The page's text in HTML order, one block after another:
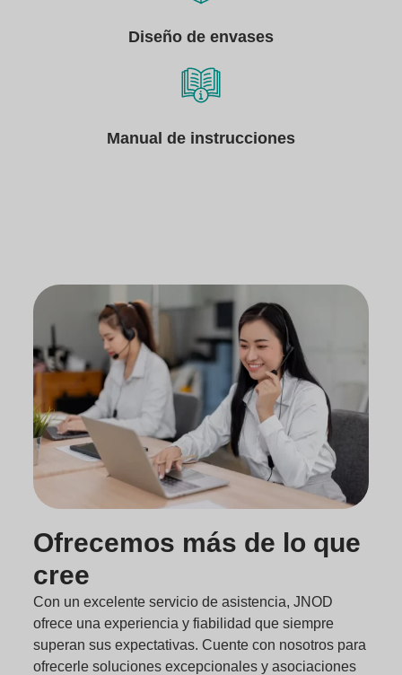
Diseño de envases
Manual de instrucciones
Ofrecemos más de lo que
cree
Con un excelente servicio de asistencia, JNOD
ofrece una experiencia y fiabilidad que siempre
superan sus expectativas. Cuente con nosotros para
ofrecerle soluciones excepcionales y asociaciones